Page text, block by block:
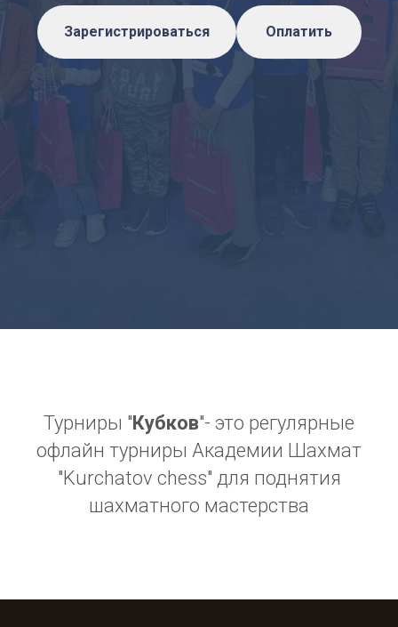
Зарегистрироваться Оплатить
Турниры "Кубков"- это регулярные
офлайн турниры Академии Шахмат
"Kurchatov chess" для поднятия
шахматного мастерства